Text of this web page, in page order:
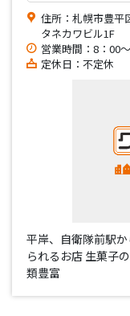
住所：札幌市豊平
タネカワビル1F
営業時間：8：00
定休日：不定休
平岸、自衛隊前駅
られるお店 生菓子
類豊富